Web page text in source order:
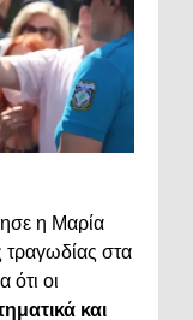
η Μαρία
τραγωδίας στα
ότι οι
και